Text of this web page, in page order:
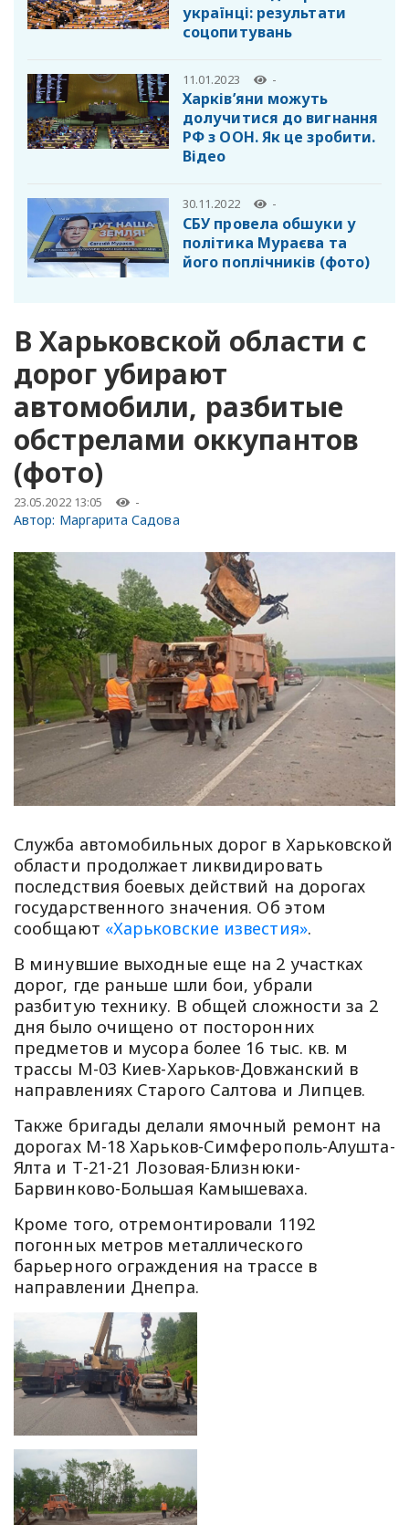
українці: результати
соцопитувань
11.01.2023 -
Харків’яни можуть
долучитися до вигнання
РФ з ООН. Як це зробити.
Відео
30.11.2022 -
СБУ провела обшуки у
політика Мураєва та
його поплічників (фото)
В Харьковской области с
дорог убирают
автомобили, разбитые
обстрелами оккупантов
(фото)
23.05.2022 13:05 -
Автор: Маргарита Садова
Служба автомобильных дорог в Харьковской
области продолжает ликвидировать
последствия боевых действий на дорогах
государственного значения. Об этом
сообщают «Харьковские известия».
В минувшие выходные еще на 2 участках
дорог, где раньше шли бои, убрали
разбитую технику. В общей сложности за 2
дня было очищено от посторонних
предметов и мусора более 16 тыс. кв. м
трассы М-03 Киев-Харьков-Довжанский в
направлениях Старого Салтова и Липцев.
Также бригады делали ямочный ремонт на
дорогах М-18 Харьков-Симферополь-Алушта-
Ялта и Т-21-21 Лозовая-Близнюки-
Барвинково-Большая Камышеваха.
Кроме того, отремонтировали 1192
погонных метров металлического
барьерного ограждения на трассе в
направлении Днепра.